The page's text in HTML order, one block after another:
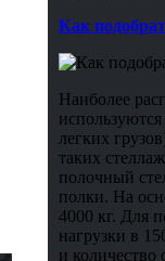
Как
Наиболее
легких
таких
полочный
полки. На
4000 кг. Для
нагрузки в
и количество